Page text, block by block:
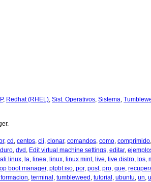
, Redhat (RHEL), Sist. Operativos, Sistema,
, cd , centos, cli, clonar, comandos, como, comprimido,
duro, dvd , Edit virtual machine settings, editar,
linux, la, linea, linux, linux mint, live, live distro, los,
boot manager, plpbt.iso, por, post, pro, que,
, terminal , tumbleweed , tutorial , ubuntu, un,